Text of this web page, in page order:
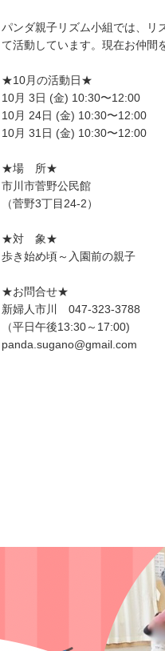
パンダ親子リズム小組では、リ
て活動しています。現在お仲間
★10月の活動日★
10月 3日 (金) 10:30〜12:00
10月 24日 (金) 10:30〜12:00
10月 31日 (金) 10:30〜12:00
★場 所★
市川市菅野公民館
（菅野3丁目24-2）
★対 象★
歩き始め頃～入園前の親子
★お問合せ★
新婦人市川 047-323-3788
（平日午後13:30～17:00)
panda.sugano@gmail.com